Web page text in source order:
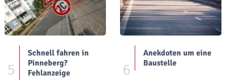
5
Schnell fahren in
Pinneberg?
Fehlanzeige
6
Anekdoten um eine
Baustelle